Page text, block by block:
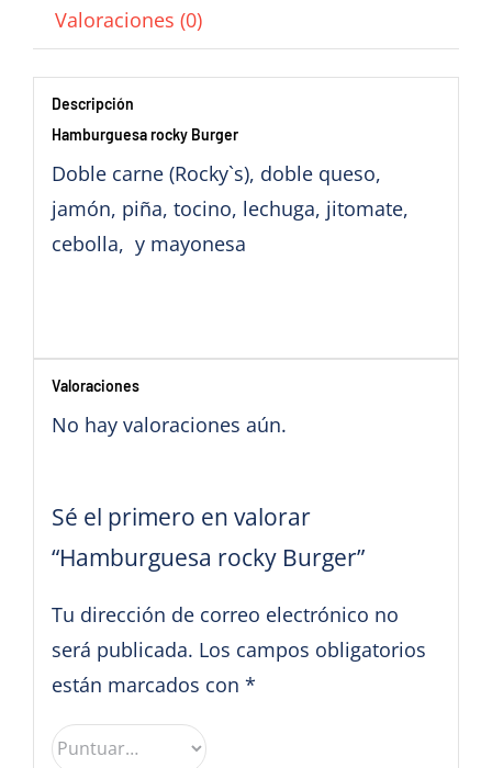
Valoraciones (0)
Descripción
Hamburguesa rocky Burger
Doble carne (Rocky`s), doble queso,
jamón, piña, tocino, lechuga, jitomate,
cebolla, y mayonesa
Valoraciones
No hay valoraciones aún.
Sé el primero en valorar
“Hamburguesa rocky Burger”
Tu dirección de correo electrónico no
será publicada. Los campos obligatorios
están marcados con *